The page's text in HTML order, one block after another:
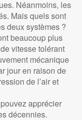
Néanmoins, les
Mais quels sont
deux systèmes ?
beaucoup plus
vitesse tolérant
mécanique
jour en raison de
de l’air et
apprécier
décennies.